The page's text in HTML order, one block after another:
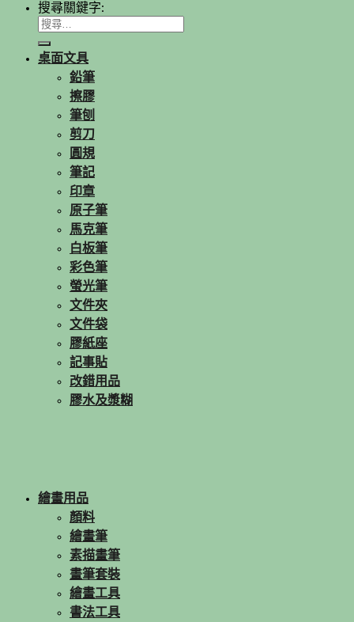
搜尋關鍵字:
桌面文具
鉛筆
擦膠
筆刨
剪刀
圓規
筆記
印章
原子筆
馬克筆
白板筆
彩色筆
螢光筆
文件夾
文件袋
膠紙座
記事貼
改錯用品
膠水及漿糊
繪畫用品
顏料
繪畫筆
素描畫筆
畫筆套裝
繪畫工具
書法工具